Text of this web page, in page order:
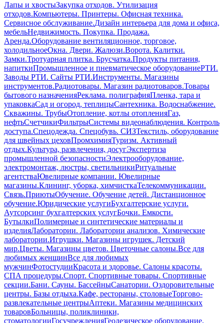
Лапы и хвостыЗакупка отходов. Утилизация
отходов.Компьютеры. Принтеры. Офисная техника.
Сервисное обслуживание.Дизайн интерьера для дома и офиса,
мебельНедвижимость. Покупка. Продажа.
Аренда.Оборудование вентиляционное, торговое,
холодильноеОкна. Двери. Жалюзи.Ворота. Калитки.
Замки.Тротуарная плитка. Брусчатка.Продукты питания,
напиткиПромышленное и пневматическое оборудованиеРТИ.
Заводы РТИ. Сайты РТИ.Инструменты. Магазины
инструментов.Радиотовары. Магазин радиотоваров.Товары
бытового назначенияРеклама. полиграфияПленка, тара и
упаковкаСад и огород, теплицыСантехника. Водоснабжение.
Скважины. ТрубыОтопление, котлы отопленияГаз,
нефтьСчетчикиФильтрыСистемы видеонаблюдения. Контроль
доступа.Спецодежда. Спецобувь. СИЗТекстиль, оборудование
для швейных цеховПромхимияТуризм. Активный
отдых.Культура, развлечения, досугЭкспертиза
промышленной безопасностиЭлектрооборудование,
электромонтаж, люстры, светильникиРитуальные
агентстваЮвелирные компании. Ювелирные
магазины.Клининг, уборка, химчисткаТелекоммуникации.
Связь.ПриютыОбучение. Обучение детей. Дистанционное
обучение.Юридические услугиБухгалтерские услуги.
Аутсорсинг бухгалтерских услугБочки. Емкости.
БутылкиПолимерные и синтетические материалы и
изделияЛаборатории. Лаборатории анализов. Химические
лаборатории.Игрушки. Магазины игрушек. Детский
мир.Цветы. Магазины цветов. Цветочные салоны.Все для
любимых женщинВсе для любимых
мужчинФотостудииКрасота и здоровье. Салоны красоты.
СПА процедуры.Спорт. Спортивные товары. Спортивные
секции.Бани. Сауны. БассейныСанатории. Оздоровительные
центры. Базы отдыха.Кафе, рестораны, столовыеТоргово-
развлекательные центрыАптеки. Магазины медицинских
товаровБольницы, поликлиники,
стоматологииГосучрежденияГеодезическое оборудование.